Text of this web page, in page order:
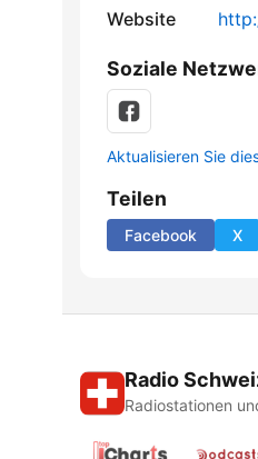
Website
Soziale
Aktualisieren Sie
Teilen
Facebook X
Radio
Radiostationen